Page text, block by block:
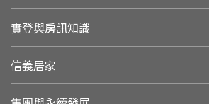
實登與房訊知識
信義居家